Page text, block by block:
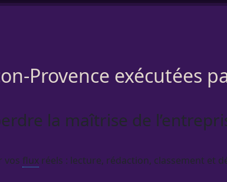
Provence exécutées
la maîtrise de
vos flux réels : lecture, rédaction, classement et